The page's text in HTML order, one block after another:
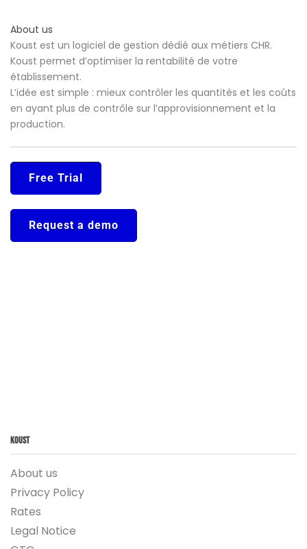
About us
Koust est un logiciel de gestion dédié aux métiers CHR.
Koust permet d’optimiser la rentabilité de votre
établissement.
L’idée est simple : mieux contrôler les quantités et les coûts
en ayant plus de contrôle sur l’approvisionnement et la
production.
Free Trial
Request a demo
Koust
About us
Privacy Policy
Rates
Legal Notice